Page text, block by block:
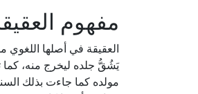
مفهوم
العقيقة في أصلها اللغوي
يَشُقُّ جلده ليخرج منه، كما
مولده كما جاءت بذلك